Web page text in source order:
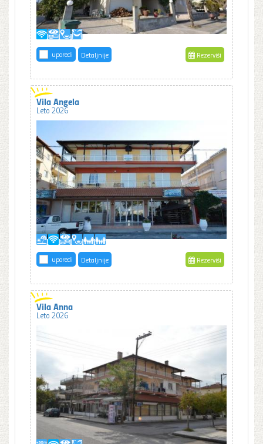
uporedi Detaljnije Rezerviši
Vila Angela
Leto 2026
uporedi Detaljnije Rezerviši
Vila Anna
Leto 2026